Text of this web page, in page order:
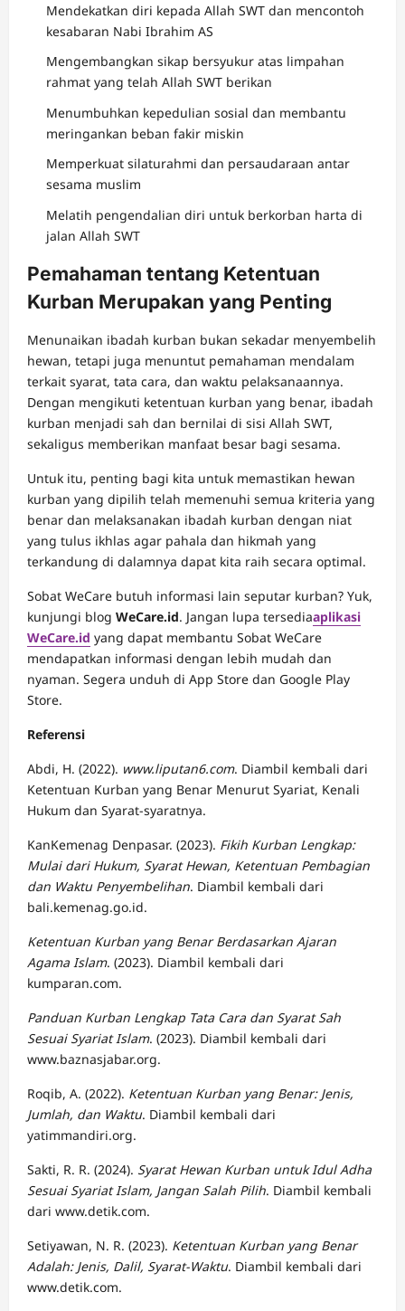
Mendekatkan diri kepada Allah SWT dan mencontoh
kesabaran Nabi Ibrahim AS
Mengembangkan sikap bersyukur atas limpahan
rahmat yang telah Allah SWT berikan
Menumbuhkan kepedulian sosial dan membantu
meringankan beban fakir miskin
Memperkuat silaturahmi dan persaudaraan antar
sesama muslim
Melatih pengendalian diri untuk berkorban harta di
jalan Allah SWT
Pemahaman tentang Ketentuan
Kurban Merupakan yang Penting
Menunaikan ibadah kurban bukan sekadar menyembelih
hewan, tetapi juga menuntut pemahaman mendalam
terkait syarat, tata cara, dan waktu pelaksanaannya.
Dengan mengikuti ketentuan kurban yang benar, ibadah
kurban menjadi sah dan bernilai di sisi Allah SWT,
sekaligus memberikan manfaat besar bagi sesama.
Untuk itu, penting bagi kita untuk memastikan hewan
kurban yang dipilih telah memenuhi semua kriteria yang
benar dan melaksanakan ibadah kurban dengan niat
yang tulus ikhlas agar pahala dan hikmah yang
terkandung di dalamnya dapat kita raih secara optimal.
Sobat WeCare butuh informasi lain seputar kurban? Yuk,
kunjungi blog WeCare.id. Jangan lupa tersediaaplikasi
WeCare.id yang dapat membantu Sobat WeCare
mendapatkan informasi dengan lebih mudah dan
nyaman. Segera unduh di App Store dan Google Play
Store.
Referensi
Abdi, H. (2022). www.liputan6.com. Diambil kembali dari
Ketentuan Kurban yang Benar Menurut Syariat, Kenali
Hukum dan Syarat-syaratnya.
KanKemenag Denpasar. (2023). Fikih Kurban Lengkap:
Mulai dari Hukum, Syarat Hewan, Ketentuan Pembagian
dan Waktu Penyembelihan. Diambil kembali dari
bali.kemenag.go.id.
Ketentuan Kurban yang Benar Berdasarkan Ajaran
Agama Islam. (2023). Diambil kembali dari
kumparan.com.
Panduan Kurban Lengkap Tata Cara dan Syarat Sah
Sesuai Syariat Islam. (2023). Diambil kembali dari
www.baznasjabar.org.
Roqib, A. (2022). Ketentuan Kurban yang Benar: Jenis,
Jumlah, dan Waktu. Diambil kembali dari
yatimmandiri.org.
Sakti, R. R. (2024). Syarat Hewan Kurban untuk Idul Adha
Sesuai Syariat Islam, Jangan Salah Pilih. Diambil kembali
dari www.detik.com.
Setiyawan, N. R. (2023). Ketentuan Kurban yang Benar
Adalah: Jenis, Dalil, Syarat-Waktu. Diambil kembali dari
www.detik.com.